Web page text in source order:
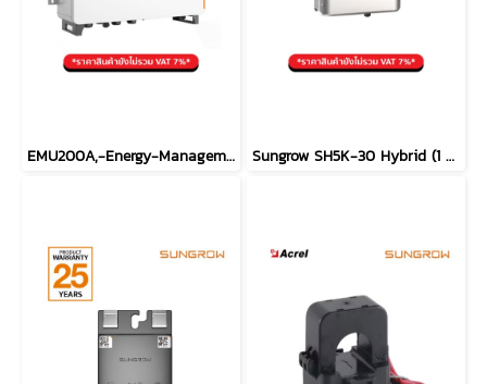
EMU200A,-Energy-Management-Unit-Logger Sungrow SH5K-30 Hybrid (1 Phase) (ประกัน 10ปี)